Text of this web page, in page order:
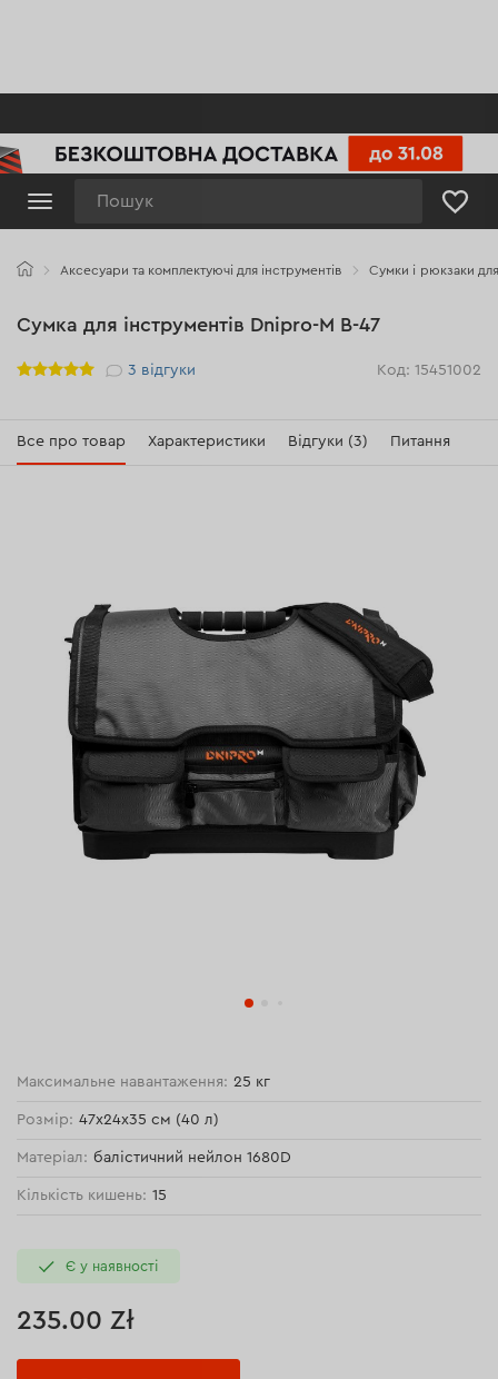
Аксесуари та комплектуючі для інструментів Сумки і рюкзаки
Сумка для інструментів Dnipro-M B-47
Рейтинг 3 відгуки Код: 15451002
Все про товар Характеристики Відгуки (3) Питання
Максимальне навантаження: 25 кг
Розмір: 47х24х35 см (40 л)
Матеріал: балістичний нейлон 1680D
Кількість кишень: 15
Є у наявності
235.00 Zł